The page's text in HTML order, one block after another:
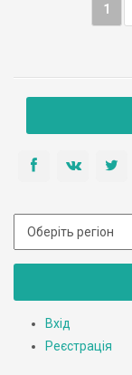
1
Вхід
Реєстрація